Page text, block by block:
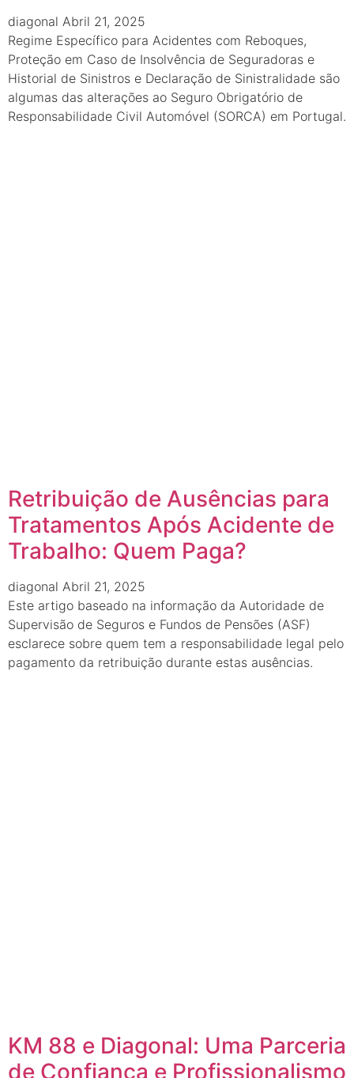
diagonal Abril 21, 2025
Regime Específico para Acidentes com Reboques,
Proteção em Caso de Insolvência de Seguradoras e
Historial de Sinistros e Declaração de Sinistralidade são
algumas das alterações ao Seguro Obrigatório de
Responsabilidade Civil Automóvel (SORCA) em Portugal.
Retribuição de Ausências para
Tratamentos Após Acidente de
Trabalho: Quem Paga?
diagonal Abril 21, 2025
Este artigo baseado na informação da Autoridade de
Supervisão de Seguros e Fundos de Pensões (ASF)
esclarece sobre quem tem a responsabilidade legal pelo
pagamento da retribuição durante estas ausências.
KM 88 e Diagonal: Uma Parceria
de Confiança e Profissionalismo